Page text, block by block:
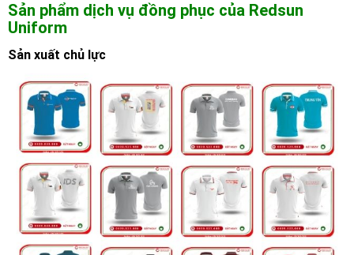
Sản phẩm dịch vụ đồng phục của Redsun
Uniform
Sản xuất chủ lực